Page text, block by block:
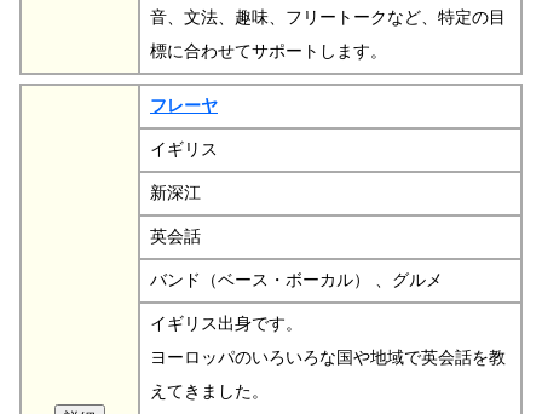
音、文法、趣味、フリートークなど、特定の目
標に合わせてサポートします。
フレーヤ
イギリス
新深江
英会話
バンド（ベース・ボーカル） 、グルメ
イギリス出身です。
ヨーロッパのいろいろな国や地域で英会話を教
えてきました。